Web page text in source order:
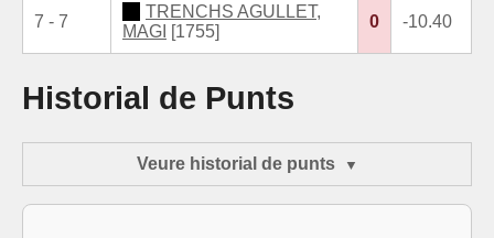
7 - 7
TRENCHS AGULLET,
MAGI [1755]
0 -10.40
Historial de Punts
Veure historial de punts